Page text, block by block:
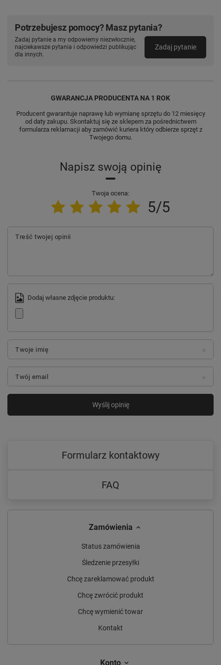
Potrzebujesz pomocy? Masz pytania?
Zadaj pytanie a my odpowiemy niezwłocznie,
najciekawsze pytania i odpowiedzi publikując
dla innych.
Zadaj pytanie
GWARANCJA PRODUCENTA NA 1 ROK
Producent gwarantuje naprawę lub wymianę sprzętu do 12 miesięcy
od daty zakupu. Skontaktuj się ze sklepem za pośrednictwem
formularza reklamacji aby zamówić kuriera który odbierze sprzęt z
Twojego domu.
Napisz swoją opinię
Twoja ocena:
5/5
Treść twojej opinii
Dodaj własne zdjęcie produktu:
Twoje imię
Twój email
Wyślij opinię
Formularz kontaktowy
FAQ
Zamówienia
Status zamówienia
Śledzenie przesyłki
Chcę zareklamować produkt
Chcę zwrócić produkt
Chcę wymienić towar
Kontakt
Konto